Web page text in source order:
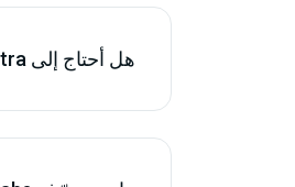
هل أحتاج إلى Ultra للوصول إلى جميع أدوات منشئي المحتوى الإضافية؟